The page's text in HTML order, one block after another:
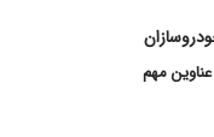
عناوین مهم